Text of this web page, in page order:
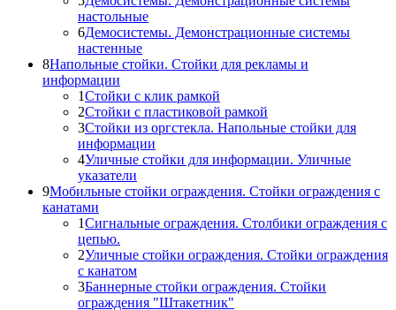
настольные
6Демосистемы. Демонстрационные системы
настенные
8Напольные стойки. Стойки для рекламы и
информации
1Стойки с клик рамкой
2Стойки с пластиковой рамкой
3Стойки из оргстекла. Напольные стойки для
информации
4Уличные стойки для информации. Уличные
указатели
9Мобильные стойки ограждения. Стойки ограждения с
канатами
1Сигнальные ограждения. Столбики ограждения с
цепью.
2Уличные стойки ограждения. Стойки ограждения
с канатом
3Баннерные стойки ограждения. Стойки
ограждения "Штакетник"